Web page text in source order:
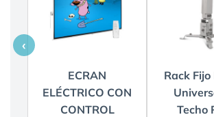
‹
ECRAN
ELÉCTRICO CON
CONTROL
Rack
Techo